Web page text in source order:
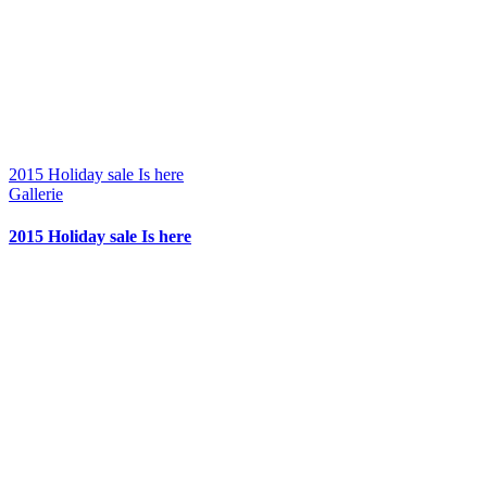
2015 Holiday sale Is here
Gallerie
2015 Holiday sale Is here